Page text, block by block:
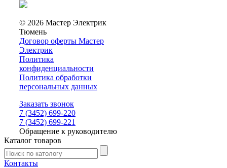
© 2026 Мастер Электрик
Тюмень
Договор оферты Мастер
Электрик
Политика
конфиденциальности
Политика обработки
персональных данных
Заказать звонок
7 (3452) 699-220
7 (3452) 699-221
Обращение к руководителю
Каталог товаров
Контакты